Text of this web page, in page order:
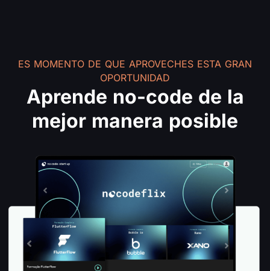
ES MOMENTO DE QUE APROVECHES ESTA GRAN
OPORTUNIDAD
Aprende no-code de la
mejor manera posible